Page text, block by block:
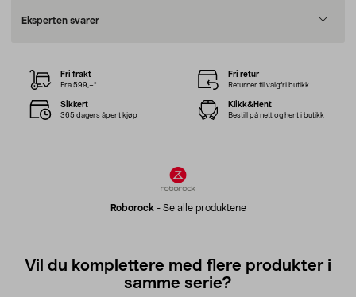
Eksperten svarer
Roborock- Se alle produktene
Fri frakt
Fra 599,–*
Fri retur
Returner til valgfri butikk
Sikkert
365 dagers åpent kjøp
Klikk&Hent
Bestill på nett og hent i butikk
Vil du komplettere med flere produkter i
samme serie?